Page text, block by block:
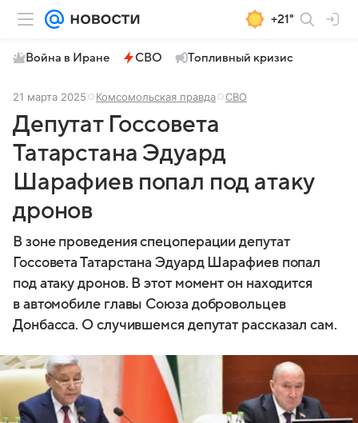
+21°
Война в Иране СВО Топливный кризис
21 марта 2025 Комсомольская правда СВО
Депутат Госсовета
Татарстана Эдуард
Шарафиев попал под атаку
дронов
В зоне проведения спецоперации депутат
Госсовета Татарстана Эдуард Шарафиев попал
под атаку дронов. В этот момент он находится
в автомобиле главы Союза добровольцев
Донбасса. О случившемся депутат рассказал сам.